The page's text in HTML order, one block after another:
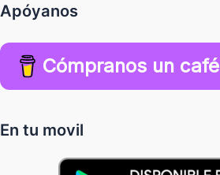
Apóyanos
Cómpranos un café
En tu movil